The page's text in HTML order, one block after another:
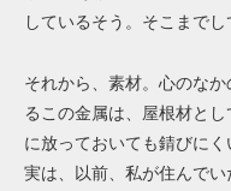
しているそう。そこまでし
それから、素材。心のな
るこの金属は、屋根材と
に放っておいても錆びにく
実は、以前、私が住んで